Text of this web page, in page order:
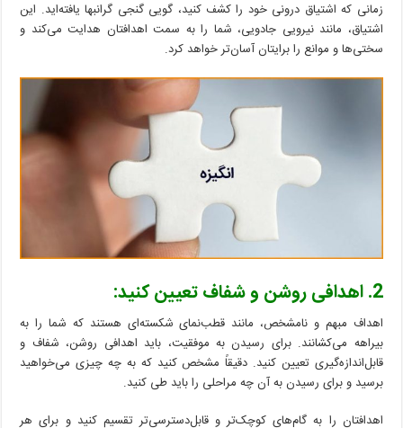
زمانی که اشتیاق درونی خود را کشف کنید، گویی گنجی گرانبها یافته‌اید. این
اشتیاق، مانند نیرویی جادویی، شما را به سمت اهدافتان هدایت می‌کند و
سختی‌ها و موانع را برایتان آسان‌تر خواهد کرد.
2. اهدافی روشن و شفاف تعیین کنید:
اهداف مبهم و نامشخص، مانند قطب‌نمای شکسته‌ای هستند که شما را به
بیراهه می‌کشانند. برای رسیدن به موفقیت، باید اهدافی روشن، شفاف و
قابل‌اندازه‌گیری تعیین کنید. دقیقاً مشخص کنید که به چه چیزی می‌خواهید
برسید و برای رسیدن به آن چه مراحلی را باید طی کنید.
اهدافتان را به گام‌های کوچک‌تر و قابل‌دسترسی‌تر تقسیم کنید و برای هر